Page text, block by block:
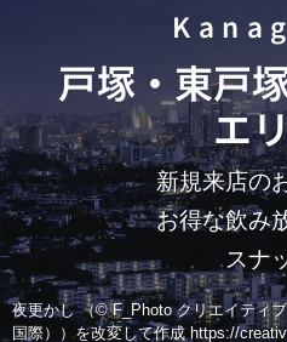
戸塚 ・ 東戸
エ
新規来店の
お得な飲み
スナ
夜更かし （© F_Photo クリエイティ
国際））を改変して作成 https://